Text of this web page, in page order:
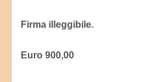
Firma illeggibile.
Euro 900,00